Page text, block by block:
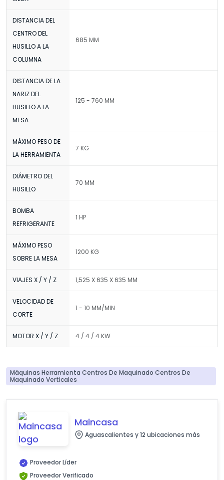
DISTANCIA DEL
CENTRO DEL
HUSILLO A LA
COLUMNA
685 MM
DISTANCIA DE LA
NARIZ DEL
HUSILLO A LA
MESA
125 - 760 MM
MÁXIMO PESO DE
LA HERRAMIENTA
7 KG
DIÁMETRO DEL
HUSILLO
70 MM
BOMBA
REFRIGERANTE
1 HP
MÁXIMO PESO
SOBRE LA MESA
1200 KG
VIAJES X / Y / Z 1,525 X 635 X 635 MM
VELOCIDAD DE
CORTE
1 - 10 MM/MIN
MOTOR X / Y / Z 4 / 4 / 4 KW
Máquinas Herramienta Centros De Maquinado Centros De
Maquinado Verticales
Maincasa
Aguascalientes y 12 ubicaciones más
Proveedor Líder
Proveedor Verificado